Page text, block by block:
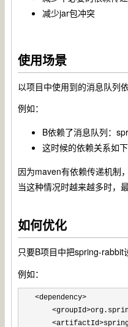
减少jar包冲突
使用场景
以项目中使用到的消息队列依
例如：
B依赖了消息队列：
这时候的依赖关系如
因为maven有依赖传递机制
当这种情况时越来越多时，
如何优化
只要B项目中把spring-rabbit
例如：
<dependency>